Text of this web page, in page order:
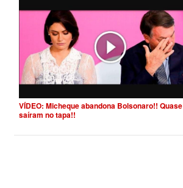
VÍDEO: Micheque abandona Bolsonaro!! Quase
saíram no tapa!!